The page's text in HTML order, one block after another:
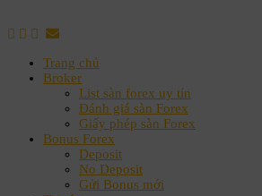
Trang chủ
Broker
List sàn forex uy tín
Đánh giá sàn Forex
Giấy phép sàn Forex
Bonus Forex
Deposit
No Deposit
Gửi Bonus mới